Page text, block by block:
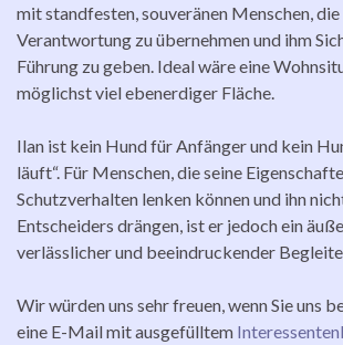
mit standfesten, souveränen Menschen,
Verantwortung zu übernehmen und ihm
Führung zu geben. Ideal wäre eine
möglichst viel ebenerdiger Fläche.
Ilan ist kein Hund für Anfänger und kein
läuft“. Für Menschen, die seine
Schutzverhalten lenken können und ihn
Entscheiders drängen, ist er jedoch ein
verlässlicher und beeindruckender
Wir würden uns sehr freuen, wenn Sie uns
eine E-Mail mit ausgefülltem